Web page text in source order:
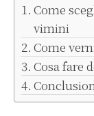
Come
vimini
Come
Cosa fare